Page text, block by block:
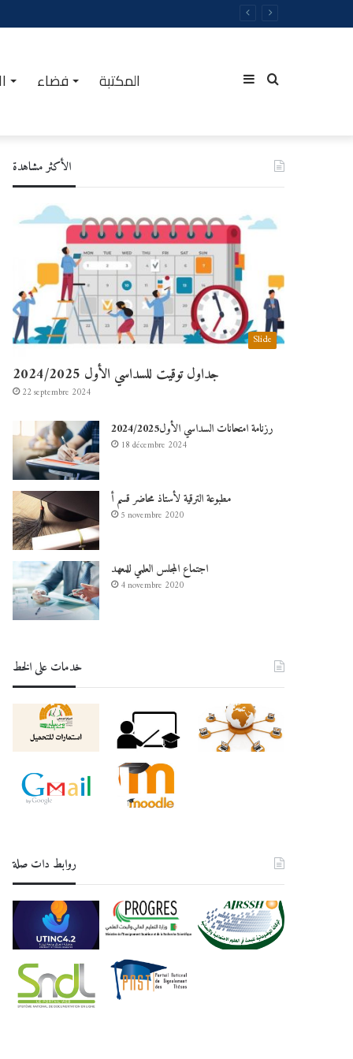
فضاء المكتبة Rechercher
Sidebar
(barre
latérale)
الأكثر مشاهدة
Slide
جداول توقيت للسداسي الأول 2024/2025
22 septembre 2024
رزنامة امتحانات السداسي الأول2024/2025
18 décembre 2024
مطبوعة الترقية لأستاذ محاضر قسم أ
5 novembre 2020
اجتماع المجلس العلمي للمعهد
4 novembre 2020
خدمات على الخط
روابط دات صلة